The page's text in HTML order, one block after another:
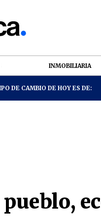
INMOBILIARIA
DE CAMBIO DE HOY ES DE: